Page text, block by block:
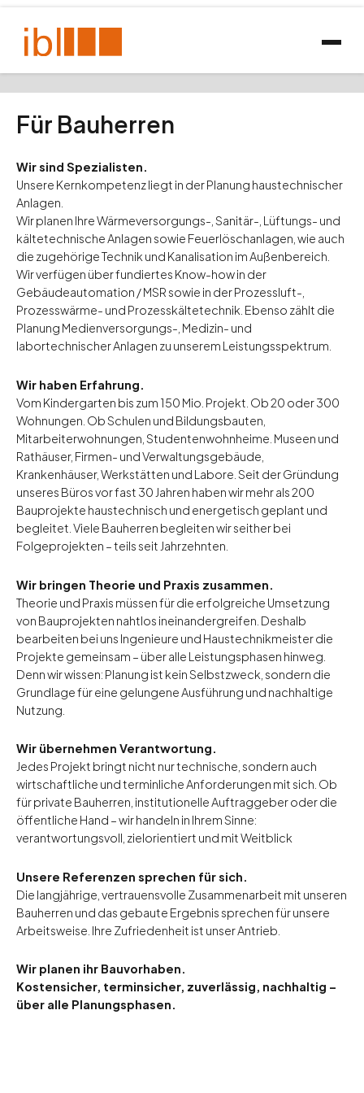
Für Bauherren
Wir sind Spezialisten.
Unsere Kernkompetenz liegt in der Planung haustechnischer
Anlagen.
Wir planen Ihre Wärmeversorgungs-, Sanitär-, Lüftungs- und
kältetechnische Anlagen sowie Feuerlöschanlagen, wie auch
die zugehörige Technik und Kanalisation im Außenbereich.
Wir verfügen über fundiertes Know-how in der
Gebäudeautomation / MSR sowie in der Prozessluft-,
Prozesswärme- und Prozesskältetechnik. Ebenso zählt die
Planung Medienversorgungs-, Medizin- und
labortechnischer Anlagen zu unserem Leistungsspektrum.
Wir haben Erfahrung.
Vom Kindergarten bis zum 150 Mio. Projekt. Ob 20 oder 300
Wohnungen. Ob Schulen und Bildungsbauten,
Mitarbeiterwohnungen, Studentenwohnheime. Museen und
Rathäuser, Firmen- und Verwaltungsgebäude,
Krankenhäuser, Werkstätten und Labore. Seit der Gründung
unseres Büros vor fast 30 Jahren haben wir mehr als 200
Bauprojekte haustechnisch und energetisch geplant und
begleitet. Viele Bauherren begleiten wir seither bei
Folgeprojekten – teils seit Jahrzehnten.
Wir bringen Theorie und Praxis zusammen.
Theorie und Praxis müssen für die erfolgreiche Umsetzung
von Bauprojekten nahtlos ineinandergreifen. Deshalb
bearbeiten bei uns Ingenieure und Haustechnikmeister die
Projekte gemeinsam – über alle Leistungsphasen hinweg.
Denn wir wissen: Planung ist kein Selbstzweck, sondern die
Grundlage für eine gelungene Ausführung und nachhaltige
Nutzung.
Wir übernehmen Verantwortung.
Jedes Projekt bringt nicht nur technische, sondern auch
wirtschaftliche und terminliche Anforderungen mit sich. Ob
für private Bauherren, institutionelle Auftraggeber oder die
öffentliche Hand – wir handeln in Ihrem Sinne:
verantwortungsvoll, zielorientiert und mit Weitblick
Unsere Referenzen sprechen für sich.
Die langjährige, vertrauensvolle Zusammenarbeit mit unseren
Bauherren und das gebaute Ergebnis sprechen für unsere
Arbeitsweise. Ihre Zufriedenheit ist unser Antrieb.
Wir planen ihr Bauvorhaben.
Kostensicher, terminsicher, zuverlässig, nachhaltig –
über alle Planungsphasen.